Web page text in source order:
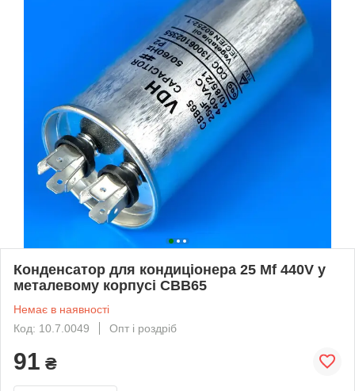
Конденсатор для кондиціонера 25 Mf 440V у
металевому корпусі CBB65
Немає в наявності
Код: 10.7.0049
Опт і роздріб
91 ₴